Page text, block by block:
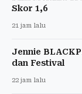
Skor 1,6
21 jam lalu
Jennie
dan Festival
22 jam lalu